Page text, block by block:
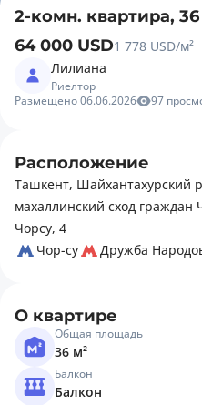
2-комн. квартира,
64 000 USD1 778 USD/м²
Лилиана
Риелтор
Размещено 06.06.2026
97
Расположение
Ташкент, Шайхантахурский
махаллинский сход граждан
Чорсу, 4
Чор-су
Дружба
О квартире
Общая площадь
36 м²
Балкон
Балкон